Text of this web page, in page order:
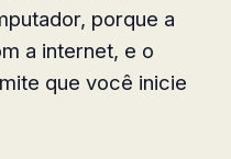
porque a
a internet, e o
que você inicie